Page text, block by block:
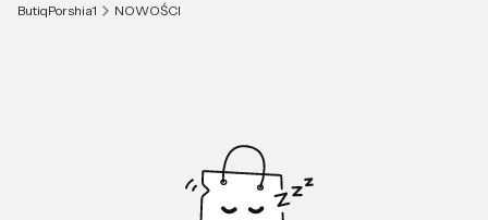
ButiqPorshia1 NOWOŚCI